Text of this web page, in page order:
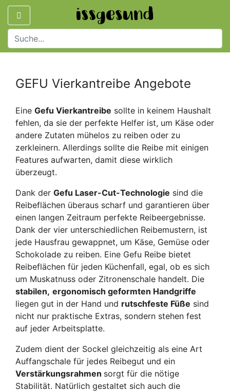
GEFU Vierkantreibe Angebote
Eine Gefu Vierkantreibe sollte in keinem Haushalt
fehlen, da sie der perfekte Helfer ist, um Käse oder
andere Zutaten mühelos zu reiben oder zu
zerkleinern. Allerdings sollte die Reibe mit einigen
Features aufwarten, damit diese wirklich
überzeugt.
Dank der Gefu Laser-Cut-Technologie sind die
Reibeflächen überaus scharf und garantieren über
einen langen Zeitraum perfekte Reibeergebnisse.
Dank der vier unterschiedlichen Reibemustern, ist
jede Hausfrau gewappnet, um Käse, Gemüse oder
Schokolade zu reiben. Eine Gefu Reibe bietet
Reibeflächen für jeden Küchenfall, egal, ob es sich
um Muskatnuss oder Zitronenschale handelt. Die
stabilen, ergonomisch geformten Handgriffe
liegen gut in der Hand und rutschfeste Füße sind
nicht nur praktische Extras, sondern stehen fest
auf jeder Arbeitsplatte.
Zudem dient der Sockel gleichzeitig als eine Art
Auffangschale für jedes Reibegut und ein
Verstärkungsrahmen sorgt für die nötige
Stabilität. Natürlich gestaltet sich auch die